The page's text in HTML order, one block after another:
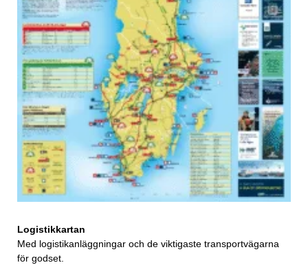
Logistikkartan
Med logistikanläggningar och de viktigaste transportvägarna
för godset.